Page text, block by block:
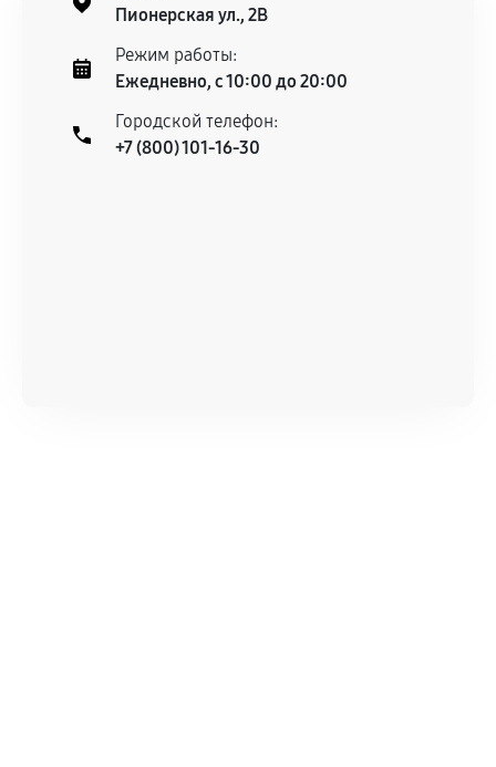
Пионерская ул., 2В
Режим работы:
Ежедневно, с 10:00 до 20:00
Городской телефон:
+7 (800) 101-16-30